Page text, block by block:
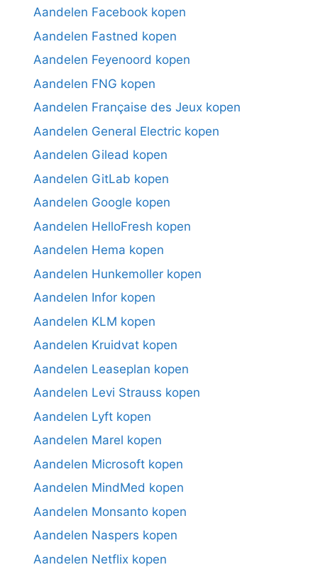
Aandelen Facebook kopen
Aandelen Fastned kopen
Aandelen Feyenoord kopen
Aandelen FNG kopen
Aandelen Française des Jeux kopen
Aandelen General Electric kopen
Aandelen Gilead kopen
Aandelen GitLab kopen
Aandelen Google kopen
Aandelen HelloFresh kopen
Aandelen Hema kopen
Aandelen Hunkemoller kopen
Aandelen Infor kopen
Aandelen KLM kopen
Aandelen Kruidvat kopen
Aandelen Leaseplan kopen
Aandelen Levi Strauss kopen
Aandelen Lyft kopen
Aandelen Marel kopen
Aandelen Microsoft kopen
Aandelen MindMed kopen
Aandelen Monsanto kopen
Aandelen Naspers kopen
Aandelen Netflix kopen